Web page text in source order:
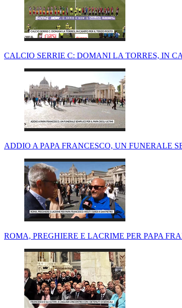
CALCIO SERRIE C: DOMANI LA TORRES, IN
ADDIO A PAPA FRANCESCO, UN FUNERALE
ROMA, PREGHIERE E LACRIME PER PAPA